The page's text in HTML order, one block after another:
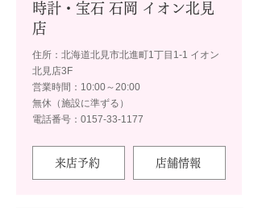
時計・宝石 石岡 イオン北見
店
住所：北海道北見市北進町1丁目1-1 イオン
北見店3F
営業時間：10:00～20:00
無休（施設に準ずる）
電話番号：0157-33-1177
来店予約 店舗情報